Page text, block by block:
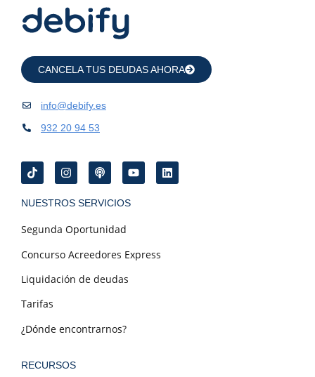
CANCELA TUS DEUDAS AHORA
info@debify.es
932 20 94 53
NUESTROS SERVICIOS
Segunda Oportunidad
Concurso Acreedores Express
Liquidación de deudas
Tarifas
¿Dónde encontrarnos?
RECURSOS